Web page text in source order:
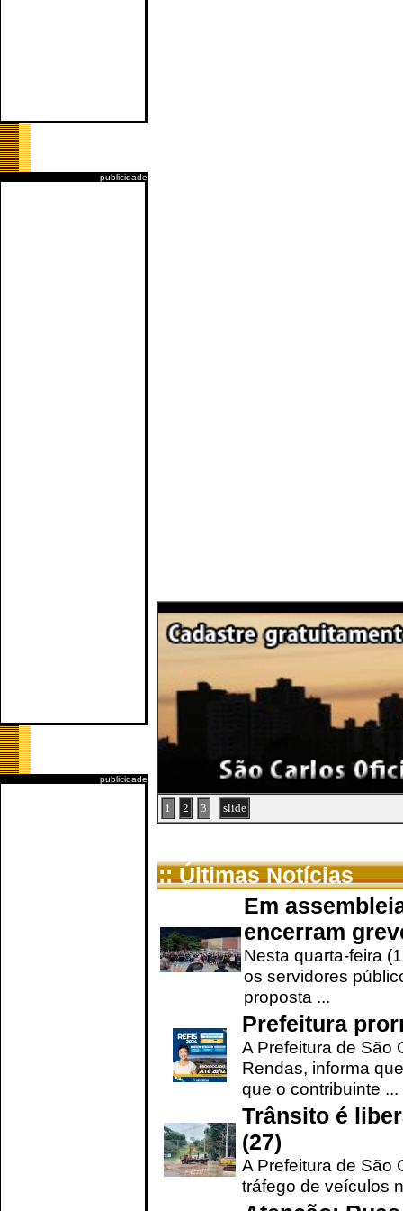
publicidade
publicidade
1 2 3 slide
:: Últimas Notícias
Em
encerram
Nesta quarta-feira
os servidores
proposta ...
Prefeitura
A Prefeitura de São
Rendas, informa
que o contribuinte ...
Trânsito é
(27)
A Prefeitura de São
tráfego de veículos